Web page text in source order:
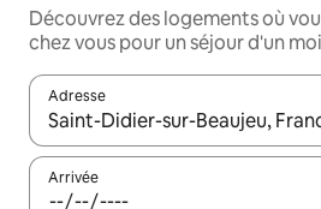
Découvrez des logements où
chez vous pour un séjour d'un
Adresse
Lorsque les résultats s'affichent,
Arrivée